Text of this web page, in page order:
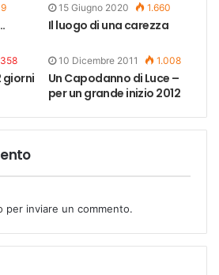
15 Giugno 2020 1.660
Il luogo di una carezza
giorni
10 Dicembre 2011 1.008
Un Capodanno di Luce –
per un grande inizio 2012
per inviare un commento.